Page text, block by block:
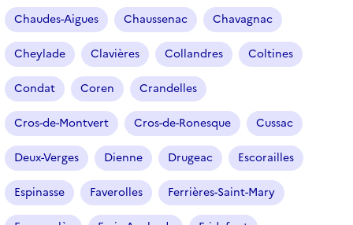
Chaudes-Aigues Chaussenac Chavagnac
Cheylade Clavières Collandres Coltines
Condat Coren Crandelles
Cros-de-Montvert Cros-de-Ronesque Cussac
Deux-Verges Dienne Drugeac Escorailles
Espinasse Faverolles Ferrières-Saint-Mary